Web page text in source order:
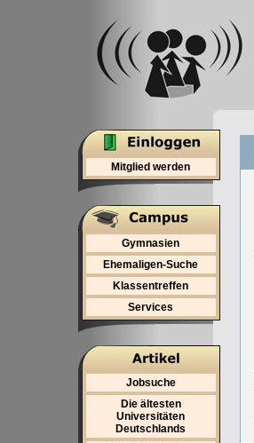
Mitglied werden
Gymnasien
Ehemaligen-Suche
Klassentreffen
Services
Jobsuche
Die ältesten
Universitäten
Deutschlands